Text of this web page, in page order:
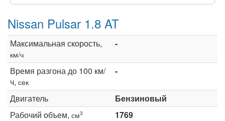
Nissan Pulsar 1.8 AT
Максимальная скорость,
км/ч
-
Время разгона до 100 км/
ч, сек
-
Двигатель
Бензиновый
Рабочий объем, см3
1769